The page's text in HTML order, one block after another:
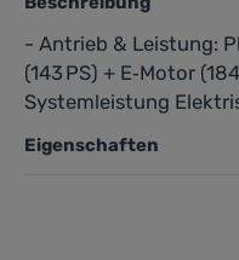
- Antrieb & Leistung:
(143 PS) + E‑Motor
Systemleistung
Eigenschaften